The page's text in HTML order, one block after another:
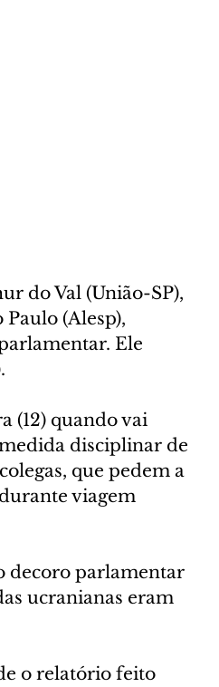
do Val (União-SP),
(Alesp),
Ele
(12) quando vai
disciplinar de
que pedem a
viagem
decoro parlamentar
ucranianas eram
o relatório feito